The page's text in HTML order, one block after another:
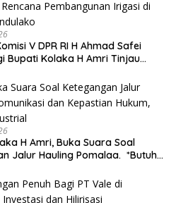
V DPR RI H Ahmad Safei
Bupati Kolaka H Amri Tinjau
November Wundulako
H Amri, Buka Suara Soal
Hauling Pomalaa. *Butuh
Industrial